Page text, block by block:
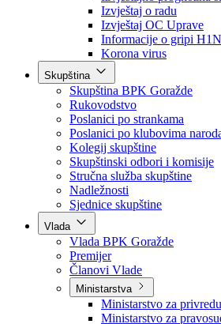
Obavještenja i izvještaji
Obavještenja Vlade
Izvještajno prognozna
Izvještaj o radu
Izvještaj OC Uprave
Informacije o gripi H1N1
Korona virus
Skupština
Skupština BPK Goražde
Rukovodstvo
Poslanici po strankama
Poslanici po klubovima naroda
Kolegij skupštine
Skupštinski odbori i komisije
Stručna služba skupštine
Nadležnosti
Sjednice skupštine
Vlada
Vlada BPK Goražde
Premijer
Članovi Vlade